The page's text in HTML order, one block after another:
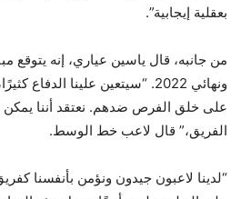
بعقلية إيجابية”.
ونهائي 2022. “سيتعين علينا
على خلق الفرص ضدهم. نعتقد أننا
الفريق،” قال لاعب خط الوسط.
“لدينا لاعبون جيدون ونؤمن بأنفسنا